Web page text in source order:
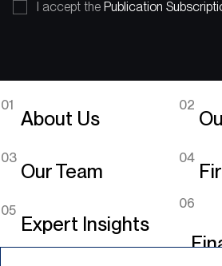
I accept the Publication
01
About Us
02
03
Our Team
04
05
Expert Insights
06